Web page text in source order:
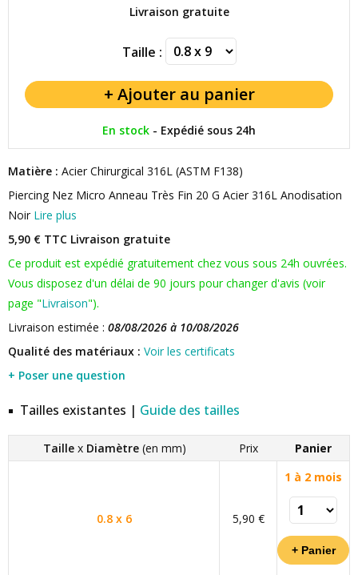
Livraison gratuite
Taille :
En stock - Expédié sous 24h
Matière : Acier Chirurgical 316L (ASTM F138)
Piercing Nez Micro Anneau Très Fin 20 G Acier 316L Anodisation
Noir Lire plus
5,90 € TTC Livraison gratuite
Ce produit est expédié gratuitement chez vous sous 24h ouvrées.
Vous disposez d'un délai de 90 jours pour changer d'avis (voir
page "Livraison").
Livraison estimée : 08/08/2026 à 10/08/2026
Qualité des matériaux : Voir les certificats
+ Poser une question
Tailles existantes | Guide des tailles
Taille x Diamètre (en mm) Prix Panier
0.8 x 6 5,90 €
1 à 2 mois